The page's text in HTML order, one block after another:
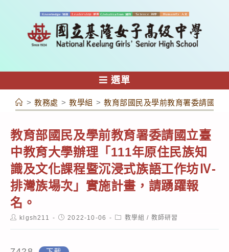
容
選單
> 教務處 > 教學組 > 教育部國民及學前教育署委請國立
教育部國民及學前教育署委請國立臺
中教育大學辦理「111年原住民族知
識及文化課程暨沉浸式族語工作坊Ⅳ-
排灣族場次」實施計畫，請踴躍報
名。
Postklgsh211
Post2022-10-06
Post教學組 / 教師研習